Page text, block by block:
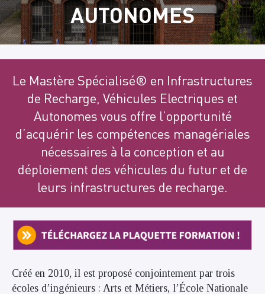
AUTONOMES
Le Mastère Spécialisé® en Infrastructures
de Recharge, Véhicules Electriques et
Autonomes vous offre l’opportunité
d’acquérir les compétences managériales
nécessaires à la conception et au
déploiement des véhicules du futur et de
leurs infrastructures de recharge.
Créé en 2010, il est proposé conjointement par trois
écoles d’ingénieurs : Arts et Métiers, l’École Nationale